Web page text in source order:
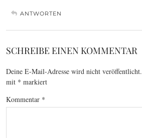
ANTWORTEN
SCHREIBE EINEN KOMMENTAR
Deine E-Mail-Adresse wird nicht veröffentlicht.
mit * markiert
Kommentar *